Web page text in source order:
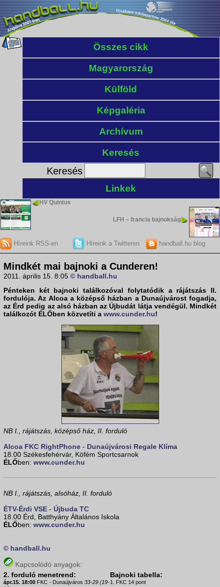
Összes cikk
Magyarország
Külföld
Képgaléria
Archívum
Keresés
Keresés
Linkek
HV Quintus
LFH – francia bajnokság
Híreink RSS-en Híreink a Twitteren handball.hu blog
Mindkét mai bajnoki a Cunderen!
2011. április 15. 8:05 © handball.hu
Pénteken két bajnoki találkozóval folytatódik a rájátszás II.
fordulója. Az Alcoaa középső házban a Dunaújvárost fogadja,
az Érd pedig az alsó házban azÚjbudát látja vendégül. Mindkét
találkozót ÉLŐben közvetíti a www.cunder.hu!
NB I., rájátszás, középső ház, II. forduló
Alcoa FKC RightPhone - Dunaújvárosi Regale Klíma
18.00 Székesfehérvár, Köfém Sportcsarnok
ÉLŐben: www.cunder.hu
NB I., rájátszás, alsóház, II. forduló
ÉTV-Érdi VSE - Újbuda TC
18.00 Érd, Batthyány Általános Iskola
ÉLŐben: www.cunder.hu
© handball.hu
Kapcsolódó anyagok:
2. forduló menetrend:
ápr.15. 18:00 FKC - Dunaújváros 33-29 (19-
Bajnoki tabella:
1. FKC 14 pont